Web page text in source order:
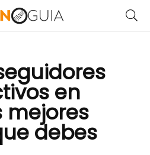
en
mejores
debes